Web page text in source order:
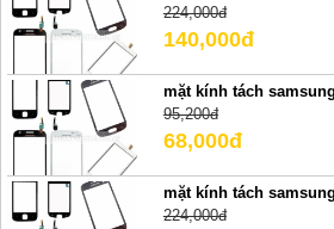
224,000đ
140,000đ
mặt kính tách
95,200đ
68,000đ
mặt kính tách
224,000đ